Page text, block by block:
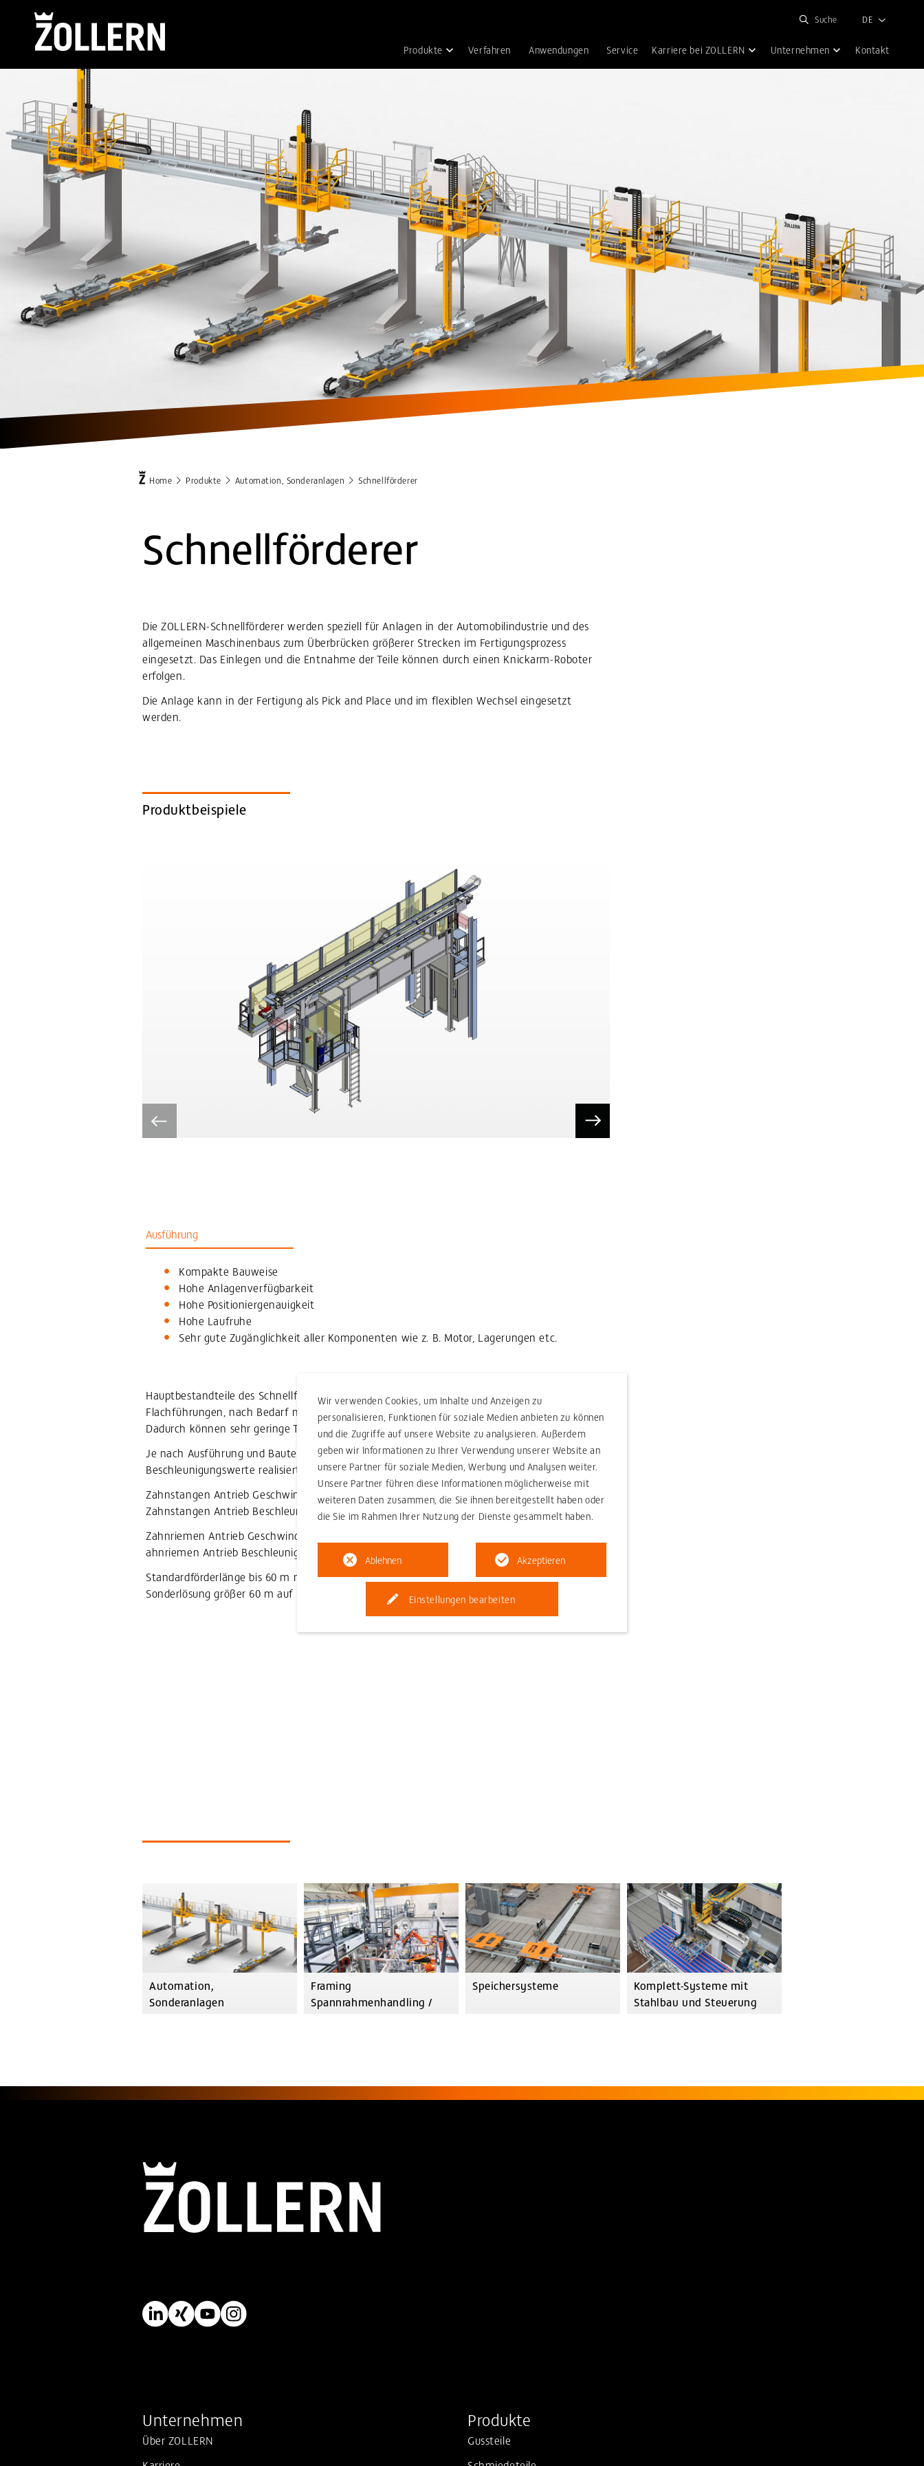
Suche
Produkte Verfahren Anwendungen Service Karriere bei ZOLLERN Unternehmen Kontakt
DE
Home Produkte Automation, Sonderanlagen Schnellförderer
Schnellförderer
Die ZOLLERN-Schnellförderer werden speziell für Anlagen in der Automobilindustrie und des
allgemeinen Maschinenbaus zum Überbrücken größerer Strecken im Fertigungsprozess
eingesetzt. Das Einlegen und die Entnahme der Teile können durch einen Knickarm-Roboter
erfolgen.
Die Anlage kann in der Fertigung als Pick and Place und im flexiblen Wechsel eingesetzt
werden.
Produktbeispiele
Ausführung
Kompakte Bauweise
Hohe Anlagenverfügbarkeit
Hohe Positioniergenauigkeit
Hohe Laufruhe
Sehr gute Zugänglichkeit aller Komponenten wie z. B. Motor, Lagerungen etc.
Hauptbestandteile des Schnellförderers sind standardisierte Achssysteme mit gehärteten
Flachführungen, nach Bedarf mit Zahnstangenantrieb oder Zahnriemenantrieb ausgeführt.
Dadurch können sehr geringe Taktzeiten bzw. hohe Fördergeschwindigkeiten erreicht werden.
Je nach Ausführung und Bauteillast werden folgende Geschwindigkeits- und
Beschleunigungswerte realisiert:
Zahnstangen Antrieb Geschwindigkeit: v = 3 m/s
Zahnstangen Antrieb Beschleunigung: a = 3 m/s²
Zahnriemen Antrieb Geschwindigkeit: v = 8 m/s
ahnriemen Antrieb Beschleunigung: a = 4 m/s²
Standardförderlänge bis 60 m möglich
Sonderlösung größer 60 m auf Anfrage
Automation,
Sonderanlagen
Framing
Spannrahmenhandling /
Speichersysteme
Komplett-Systeme mit
Stahlbau und Steuerung
Unternehmen
Über ZOLLERN
Produkte
Gussteile
Wir verwenden Cookies, um Inhalte und Anzeigen zu
personalisieren, Funktionen für soziale Medien anbieten zu können
und die Zugriffe auf unsere Website zu analysieren. Außerdem
geben wir Informationen zu Ihrer Verwendung unserer Website an
unsere Partner für soziale Medien, Werbung und Analysen weiter.
Unsere Partner führen diese Informationen möglicherweise mit
weiteren Daten zusammen, die Sie ihnen bereitgestellt haben oder
die Sie im Rahmen Ihrer Nutzung der Dienste gesammelt haben.
Einstellungen bearbeiten
Ablehnen Akzeptieren